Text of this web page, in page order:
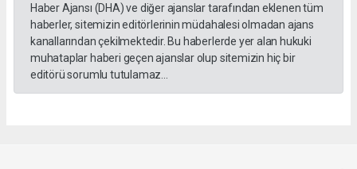
Haber Ajansı (DHA) ve diğer ajanslar tarafından eklenen tüm
haberler, sitemizin editörlerinin müdahalesi olmadan ajans
kanallarından çekilmektedir. Bu haberlerde yer alan hukuki
muhataplar haberi geçen ajanslar olup sitemizin hiç bir
editörü sorumlu tutulamaz...